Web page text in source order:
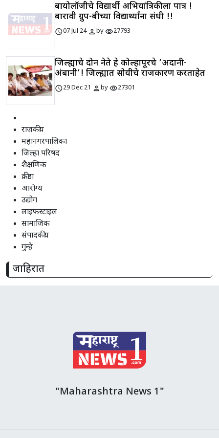
बायोलॉजीचे विद्यार्थी अभियांत्रिकीला पात्र !
बारावी ग्रुप-बीच्या विद्यार्थ्यांना संधी !!
schedule07 Jul 24 personbyvisibility27793
जिल्ह्याचे दोन नेते हे कोल्हापूरचे ‘अदानी-
अंबानी’! जिल्ह्यात सोयीचे राजकारण करताहेत
schedule29 Dec 21 personbyvisibility27301
राजकीय
महानगरपालिका
जिल्हा परिषद
शैक्षणिक
क्रीडा
आरोग्य
उद्योग
लाइफस्टाइल
सामाजिक
संपादकीय
गुन्हे
जाहिरात
"Maharashtra News 1"